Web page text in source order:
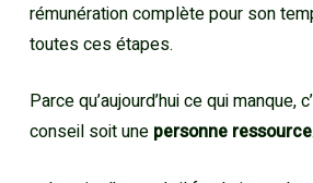
rémunération complète pour son
toutes ces étapes.
Parce qu’aujourd’hui ce qui manque,
conseil soit une personne ressource